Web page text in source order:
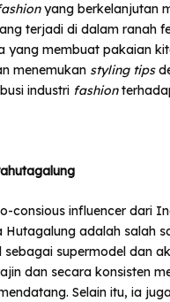
yang berkelanjutan
terjadi di dalam ranah
yang membuat pakaian
menemukan styling tips
industri fashion
consious influencer dari
adalah salah
supermodel dan
dan secara konsisten
Selain itu, ia